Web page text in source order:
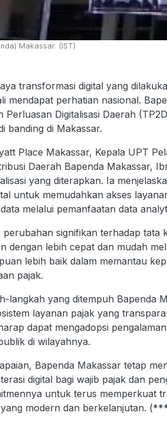
Makassar. (IST)
transformasi digital yang
mendapat perhatian nasional.
Perluasan Digitalisasi Daerah
banding di Makassar.
Place Makassar, Kepala UPT
Daerah Bapenda Makassar,
yang diterapkan. Ia
untuk memudahkan akses
melalui pemanfaatan data
signifikan terhadap tata
dengan lebih cepat dan mudah
lebih baik dalam memantau
pajak.
langkah yang ditempuh Bapenda
layanan pajak yang
dapat mengadopsi
di wilayahnya.
Bapenda Makassar tetap
digital bagi wajib pajak dan
untuk terus memperkuat
modern dan berkelanjutan.